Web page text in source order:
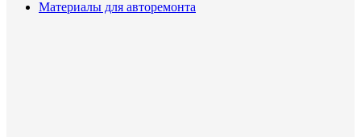
Материалы для авторемонта